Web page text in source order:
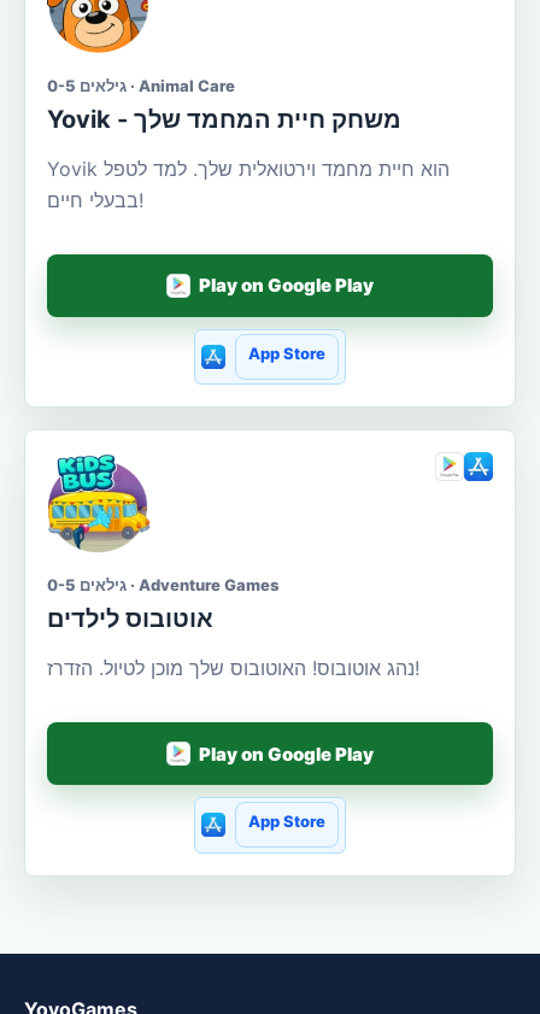
גילאים 0-5 · Animal Care
Yovik - משחק חיית המחמד שלך
Yovik הוא חיית מחמד וירטואלית שלך. למד לטפל
בבעלי חיים!
Play on Google Play
App Store
גילאים 0-5 · Adventure Games
אוטובוס לילדים
נהג אוטובוס! האוטובוס שלך מוכן לטיול. הזדרז!
Play on Google Play
App Store
YovoGames